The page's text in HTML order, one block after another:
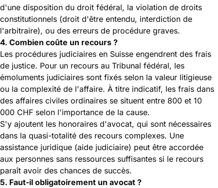
d'une disposition du droit fédéral, la violation de droits
constitutionnels (droit d'être entendu, interdiction de
l'arbitraire), ou des erreurs de procédure graves.
4. Combien coûte un recours ?
Les procédures judiciaires en Suisse engendrent des frais
de justice. Pour un recours au Tribunal fédéral, les
émoluments judiciaires sont fixés selon la valeur litigieuse
ou la complexité de l'affaire. À titre indicatif, les frais dans
des affaires civiles ordinaires se situent entre 800 et 10
000 CHF selon l'importance de la cause.
S'y ajoutent les honoraires d'avocat, qui sont nécessaires
dans la quasi-totalité des recours complexes. Une
assistance juridique (aide judiciaire) peut être accordée
aux personnes sans ressources suffisantes si le recours
paraît avoir des chances de succès.
5. Faut-il obligatoirement un avocat ?